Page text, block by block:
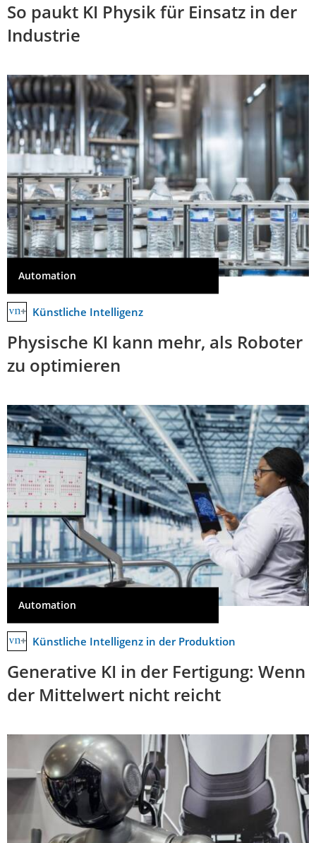
So paukt KI Physik für Einsatz in der
Industrie
Automation
Künstliche Intelligenz
Physische KI kann mehr, als Roboter
zu optimieren
Automation
Künstliche Intelligenz in der Produktion
Generative KI in der Fertigung: Wenn
der Mittelwert nicht reicht